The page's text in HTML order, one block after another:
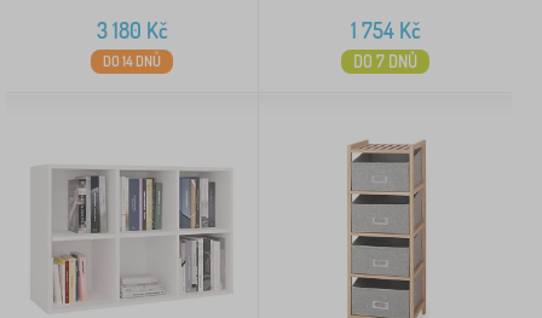
3 180 Kč
DO 14 DNŮ
1 754Kč
DO 7 DNŮ